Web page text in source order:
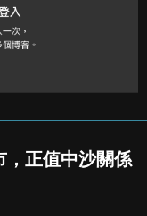
，正值中沙關係